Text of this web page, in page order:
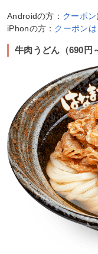
Androidの方： クーポン
iPhonの方： クーポンは
牛肉うどん（690円